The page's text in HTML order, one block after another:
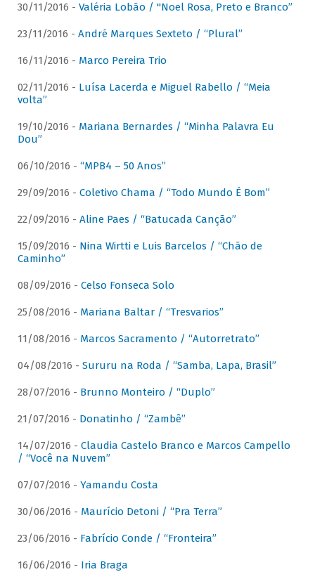
30/11/2016 - Valéria Lobão / "Noel Rosa, Preto e Branco”
23/11/2016 - André Marques Sexteto / “Plural”
16/11/2016 - Marco Pereira Trio
02/11/2016 - Luísa Lacerda e Miguel Rabello / “Meia
volta”
19/10/2016 - Mariana Bernardes / “Minha Palavra Eu
Dou”
06/10/2016 - “MPB4 – 50 Anos”
29/09/2016 - Coletivo Chama / “Todo Mundo É Bom”
22/09/2016 - Aline Paes / “Batucada Canção”
15/09/2016 - Nina Wirtti e Luis Barcelos / “Chão de
Caminho”
08/09/2016 - Celso Fonseca Solo
25/08/2016 - Mariana Baltar / “Tresvarios”
11/08/2016 - Marcos Sacramento / “Autorretrato”
04/08/2016 - Sururu na Roda / “Samba, Lapa, Brasil”
28/07/2016 - Brunno Monteiro / “Duplo”
21/07/2016 - Donatinho / “Zambê”
14/07/2016 - Claudia Castelo Branco e Marcos Campello
/ “Você na Nuvem”
07/07/2016 - Yamandu Costa
30/06/2016 - Maurício Detoni / “Pra Terra”
23/06/2016 - Fabrício Conde / “Fronteira”
16/06/2016 - Iria Braga